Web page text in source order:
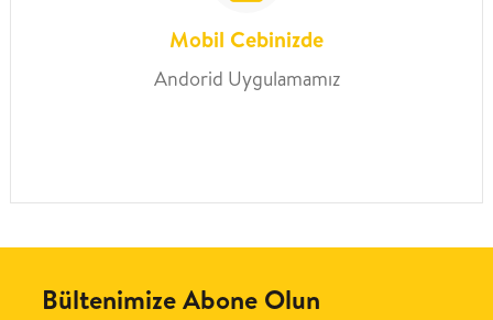
Mobil Cebinizde
Andorid Uygulamamız
Bültenimize Abone Olun